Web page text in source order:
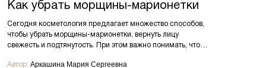
Как убрать морщины-марионетки
Сегодня косметология предлагает множество способов,
чтобы убрать морщины-марионетки, вернуть лицу
свежесть и подтянутость. При этом важно понимать, что…
Автор: Аркашина Мария Сергеевна